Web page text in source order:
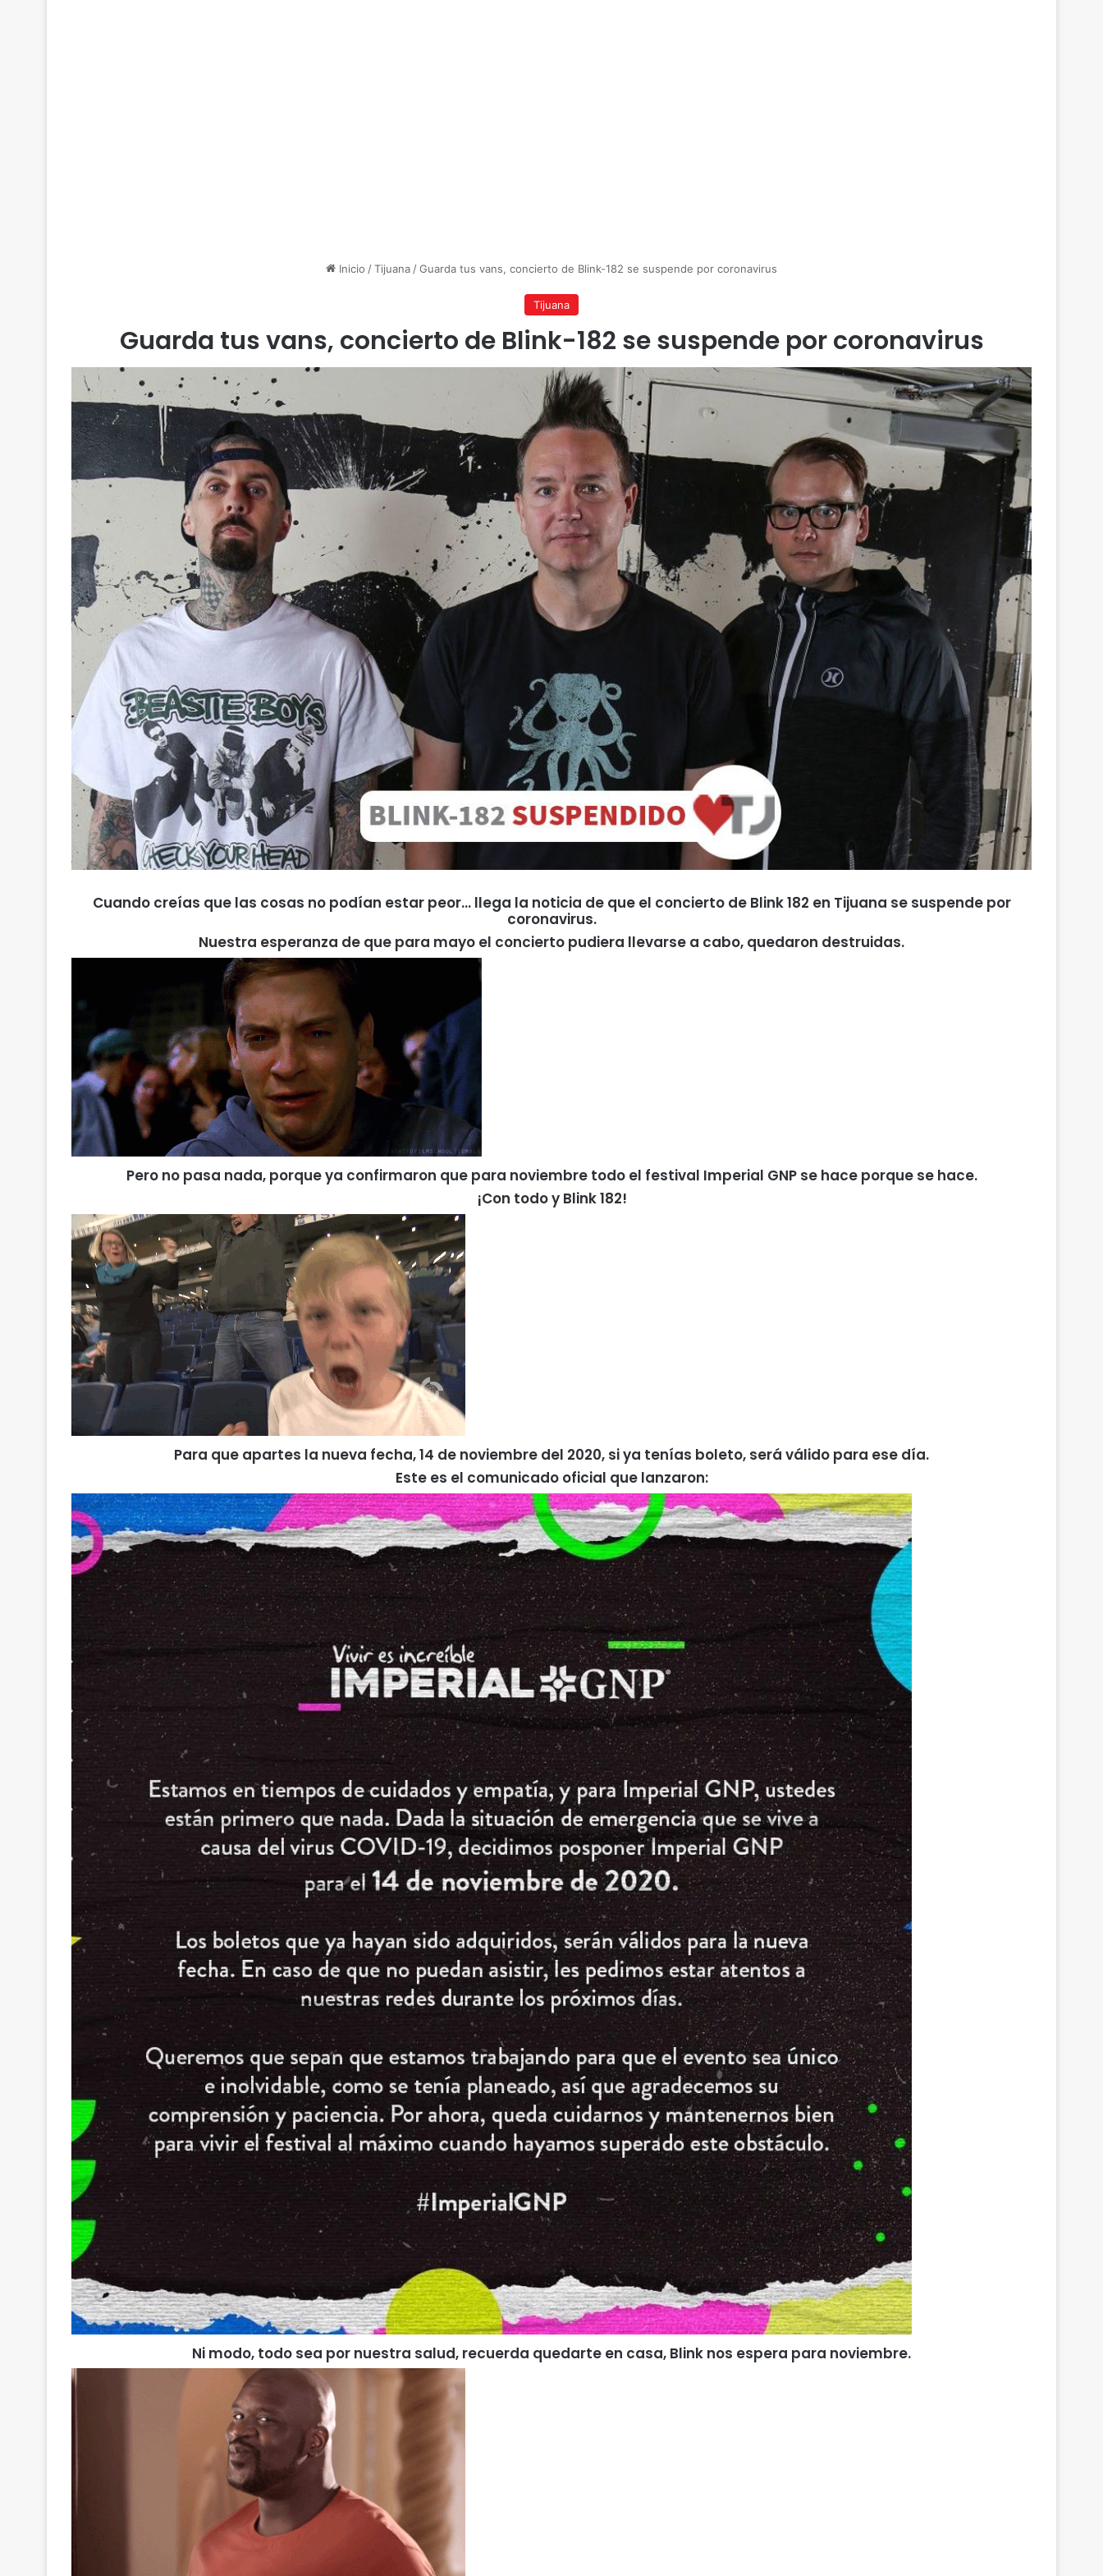
Inicio /Tijuana /Guarda tus vans, concierto de Blink-182 se suspende por coronavirus
Tijuana
Guarda tus vans, concierto de Blink-182 se suspende por coronavirus
Cuando creías que las cosas no podían estar peor… llega la noticia de que el concierto de Blink 182 en Tijuana se suspende por
coronavirus.
Nuestra esperanza de que para mayo el concierto pudiera llevarse a cabo, quedaron destruidas.
Pero no pasa nada, porque ya confirmaron que para noviembre todo el festival Imperial GNP se hace porque se hace.
¡Con todo y Blink 182!
Para que apartes la nueva fecha, 14 de noviembre del 2020, si ya tenías boleto, será válido para ese día.
Este es el comunicado oficial que lanzaron:
Ni modo, todo sea por nuestra salud, recuerda quedarte en casa, Blink nos espera para noviembre.